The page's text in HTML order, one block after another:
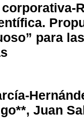
para
Juan